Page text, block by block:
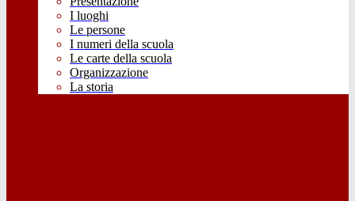
I luoghi
Le persone
I numeri della scuola
Le carte della scuola
Organizzazione
La storia